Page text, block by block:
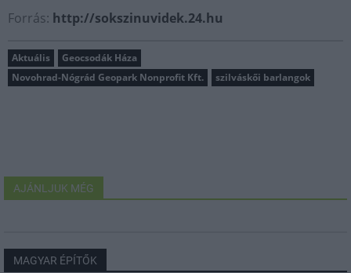
Forrás: http://sokszinuvidek.24.hu
Aktuális
Geocsodák Háza
Novohrad-Nógrád Geopark Nonprofit Kft.
szilváskői barlangok
AJÁNLJUK MÉG
MAGYAR ÉPÍTŐK